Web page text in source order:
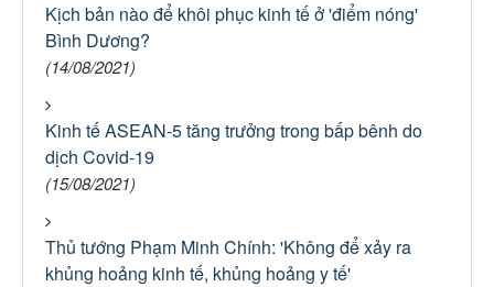
Kịch bản nào để khôi phục kinh tế ở 'điểm nóng'
Bình Dương?
(14/08/2021)
Kinh tế ASEAN-5 tăng trưởng trong bấp bênh do
dịch Covid-19
(15/08/2021)
Thủ tướng Phạm Minh Chính: 'Không để xảy ra
khủng hoảng kinh tế, khủng hoảng y tế'